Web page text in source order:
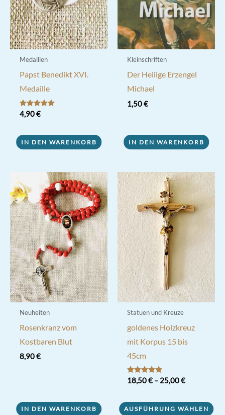
Produktseite
gewählt
werden
Medaillen
Papst Benedikt XVI.
Medaille
Bewertet mit
5.00
4,90€
IN DEN WARENKORB
Kleinschriften
Der Heilige Erzengel
Michael
1,50€
IN DEN WARENKORB
Neuheiten
Rosenkranz vom
Kostbaren Blut
8,90€
IN DEN WARENKORB
Statuen und Kreuze
goldenes Holzkreuz
mit Korpus 15 bis
45cm
Bewertet mit
5.00
18,50€– 25,00€
AUSFÜHRUNG WÄHLEN
Produkt